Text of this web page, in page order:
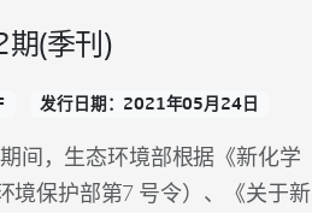
(季刊)
发行日期：2021年05月24日
间，生态环境部根据《新化学
境保护部第7 号令）、《关于新